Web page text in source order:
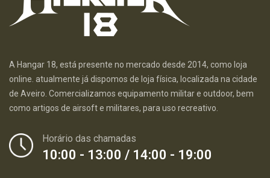
A Hangar 18, está presente no mercado desde 2014, como loja
online. atualmente já dispomos de loja física, localizada na cidade
de Aveiro. Comercializamos equipamento militar e outdoor, bem
como artigos de airsoft e militares, para uso recreativo.
Horário das chamadas
10:00 - 13:00 / 14:00 - 19:00